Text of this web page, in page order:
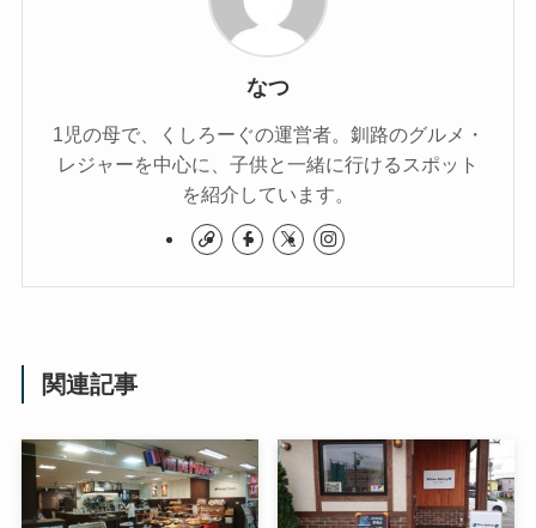
なつ
1児の母で、くしろーぐの運営者。釧路のグルメ・
レジャーを中心に、子供と一緒に行けるスポット
を紹介しています。
関連記事